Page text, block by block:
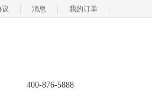
议 消息 我的订单
400-876-5888